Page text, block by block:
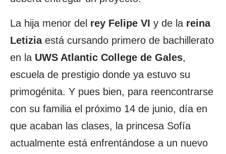
La hija menor del rey Felipe VI y de la reina
Letiziaestá cursando primero de bachillerato
en la UWS Atlantic College de Gales,
escuela de prestigio donde ya estuvo su
primogénita. Y pues bien, para reencontrarse
con su familia el próximo 14 de junio, día en
que acaban las clases, la princesa Sofía
actualmente está enfrentándose a un nuevo